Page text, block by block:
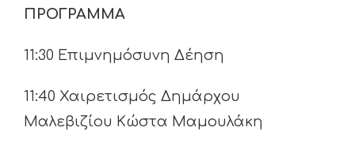
ΠΡΟΓΡΑΜΜΑ
11:30 Επιμνημόσυνη Δέηση
11:40 Χαιρετισμός Δημάρχου
Μαλεβιζίου Κώστα Μαμουλάκη